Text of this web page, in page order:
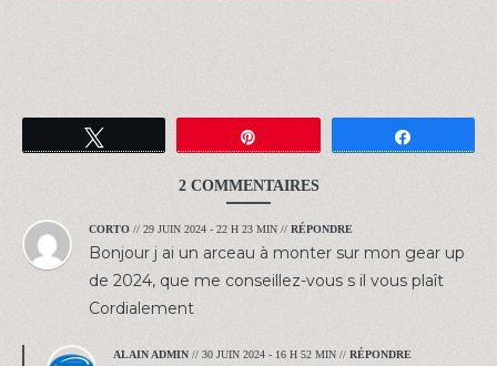
2 COMMENTAIRES
CORTO // 29 JUIN 2024 - 22 H 23 MIN // RÉPONDRE
Bonjour j ai un arceau à monter sur mon gear up
de 2024, que me conseillez-vous s il vous plaît
Cordialement
ALAIN ADMIN // 30 JUIN 2024 - 16 H 52 MIN // RÉPONDRE